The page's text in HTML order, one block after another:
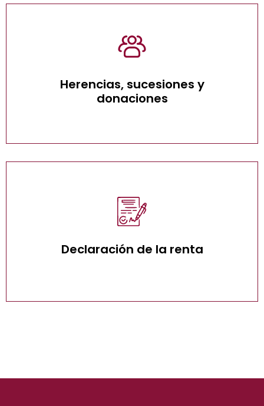
Herencias, sucesiones y
donaciones
Declaración de la renta